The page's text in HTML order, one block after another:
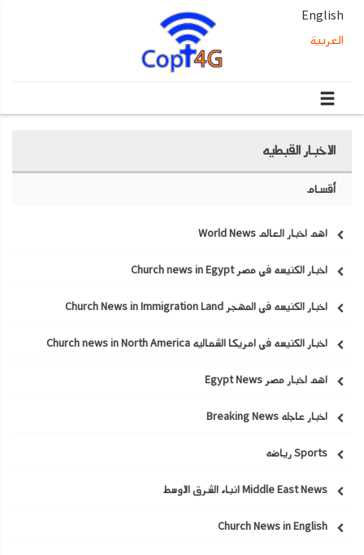
English
العربية
الاخبار القبطيه
أقسام
اهم اخبار العالم World News
اخبار الكنيسه في مصر Church news in Egypt
اخبار الكنيسه في المهجر Church News in Immigration Land
اخبار الكنيسه في امريكا الشماليه Church news in North America
اهم اخبار مصر Egypt News
اخبار عاجله Breaking News
Sports رياضه
Middle East News انباء الشرق الاوسط
Church News in English